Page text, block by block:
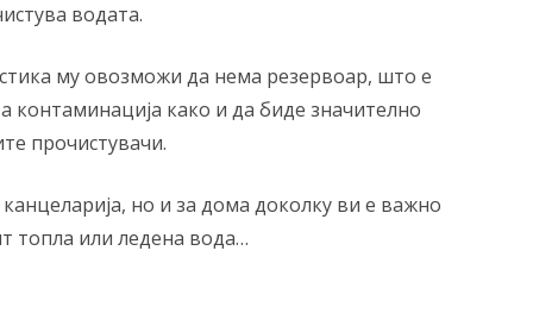
водата.
му овозможи да нема резервоар, што е
контаминација како и да биде значително
прочистувачи.
но и за дома доколку ви е важно
топла или ледена вода…